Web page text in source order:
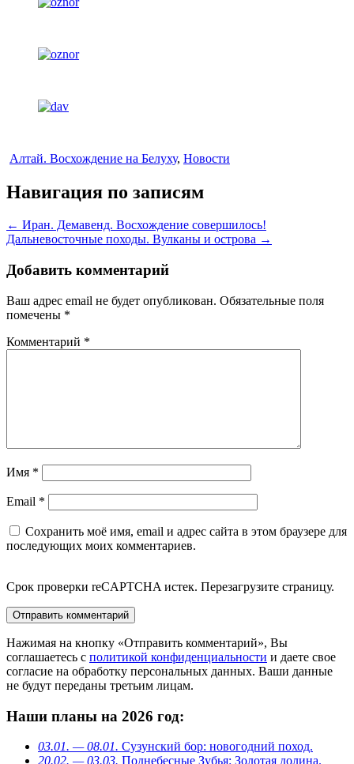
Алтай. Восхождение на Белуху, Новости
Навигация по записям
← Иран. Демавенд. Восхождение совершилось!
Дальневосточные походы. Вулканы и острова →
Добавить комментарий
Ваш адрес email не будет опубликован. Обязательные поля
помечены *
Комментарий *
Имя *
Email *
Сохранить моё имя, email и адрес сайта в этом браузере для
последующих моих комментариев.
Срок проверки reCAPTCHA истек. Перезагрузите страницу.
Нажимая на кнопку «Отправить комментарий», Вы
соглашаетесь с политикой конфиденциальности и даете свое
согласие на обработку персональных данных. Ваши данные
не будут переданы третьим лицам.
Наши планы на 2026 год:
03.01. — 08.01. Сузунский бор: новогодний поход.
20.02. — 03.03. Поднебесные Зубья: Золотая долина.